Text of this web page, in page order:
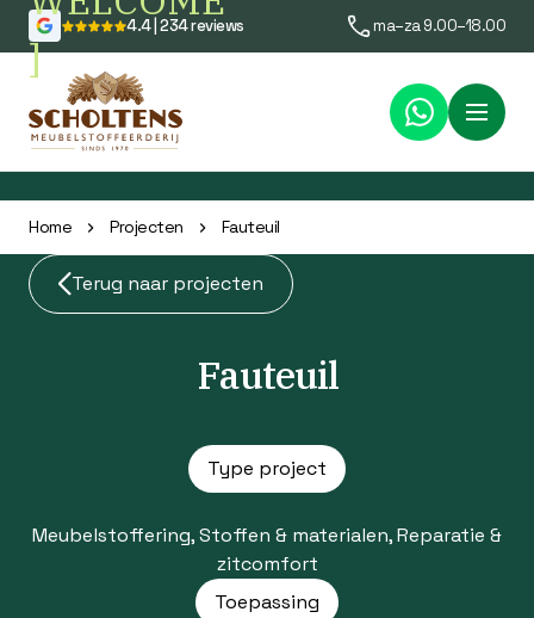
]
4.4 | 234 reviews ma–za 9.00–18.00
Menu
Home Projecten Fauteuil
Terug naar projecten
Fauteuil
Type project
Meubelstoffering, Stoffen & materialen, Reparatie &
zitcomfort
Toepassing